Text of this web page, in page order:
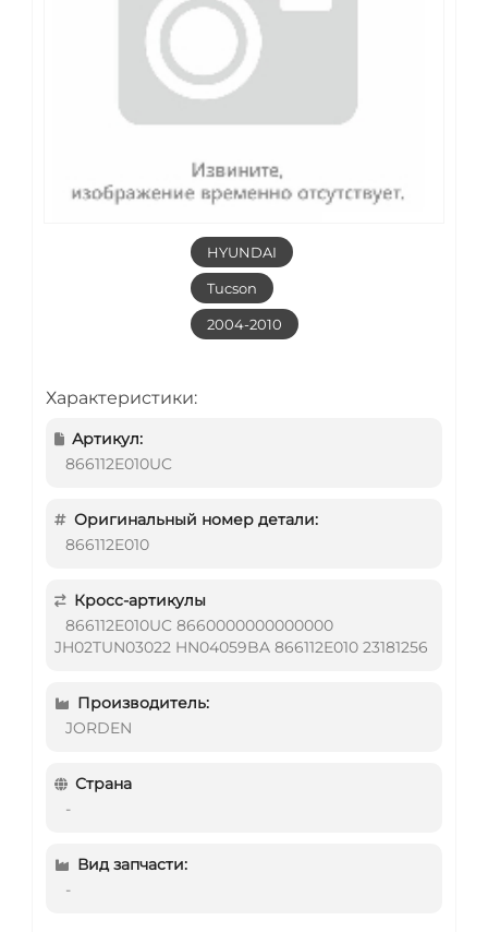
HYUNDAI
Tucson
2004-2010
Характеристики:
Артикул:
866112E010UC
Оригинальный номер детали:
866112E010
Кросс-артикулы
866112E010UC 8660000000000000
JH02TUN03022 HN04059BA 866112E010 23181256
Производитель:
JORDEN
Страна
-
Вид запчасти:
-